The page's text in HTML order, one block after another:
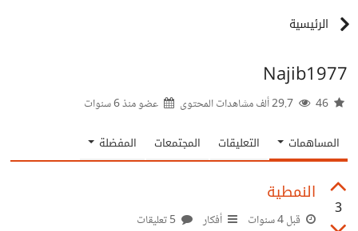
الرئيسية
Najib1977
عضو منذ6 سنوات
المساهمات التعليقات المجتمعات المفضلة
3
النمطية
قبل 4 سنوات أفكار